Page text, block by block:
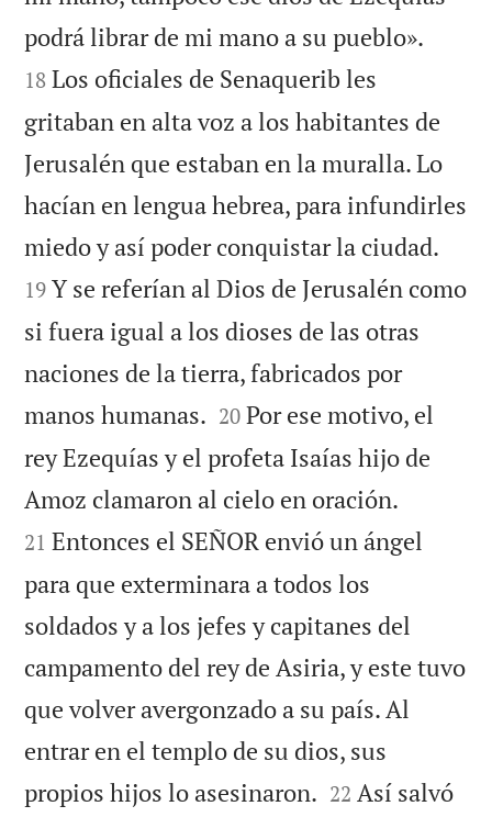
podrá librar de mi mano a su pueblo».
18 Los oficiales de Senaquerib les
gritaban en alta voz a los habitantes de
Jerusalén que estaban en la muralla. Lo
hacían en lengua hebrea, para infundirles
miedo y así poder conquistar la ciudad.
19 Y se referían al Dios de Jerusalén como
si fuera igual a los dioses de las otras
naciones de la tierra, fabricados por
manos humanas. 

20 Por ese motivo, el
rey Ezequías y el profeta Isaías hijo de
Amoz clamaron al cielo en oración.
21 Entonces el SEÑOR envió un ángel
para que exterminara a todos los
soldados y a los jefes y capitanes del
campamento del rey de Asiria, y este tuvo
que volver avergonzado a su país. Al
entrar en el templo de su dios, sus
propios hijos lo asesinaron. 

22 Así salvó